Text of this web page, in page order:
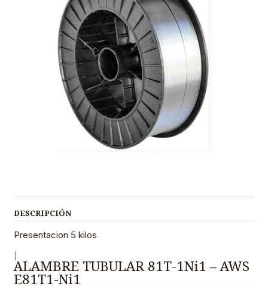
DESCRIPCIÓN
Presentacion 5 kilos
ALAMBRE TUBULAR 81T-1Ni1 – AWS
E81T1-Ni1